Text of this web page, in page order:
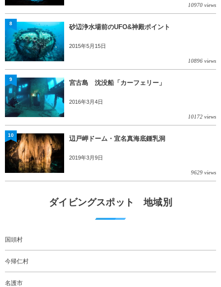
10970 views
砂辺浄水場前のUFO&神殿ポイント
2015年5月15日
10896 views
8
宮古島 沈没船「カーフェリー」
2016年3月4日
10172 views
9
辺戸岬ドーム・宜名真海底鍾乳洞
2019年3月9日
9629 views
10
ダイビングスポット 地域別
国頭村
今帰仁村
名護市